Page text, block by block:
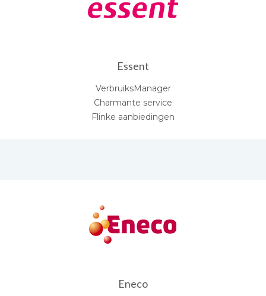
Essent
VerbruiksManager
Charmante service
Flinke aanbiedingen
Eneco